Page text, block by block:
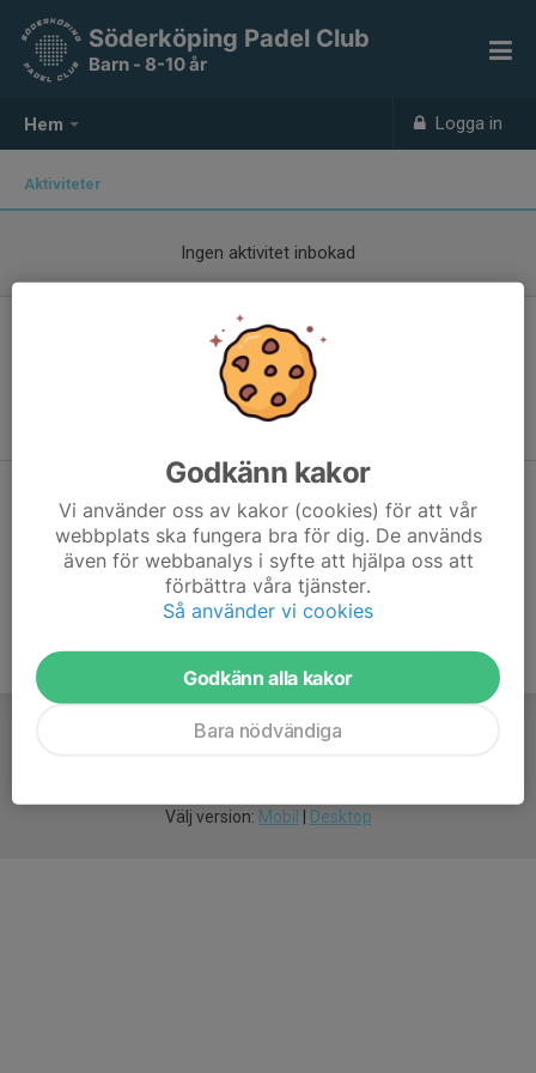
Hem Logga in
Söderköping Padel Club
Barn - 8-10 år
Aktiviteter
Ingen aktivitet inbokad
Välkommen till träningsgruppen för 8-
Här finns kalender, kallelser och information.
Välj version: Mobil Desktop
Godkänn kakor
Vi använder oss av kakor (cookies) för att vår
webbplats ska fungera bra för dig. De används
även för webbanalys i syfte att hjälpa oss att
förbättra våra tjänster.
Så använder vi cookies
Godkänn alla kakor
Bara nödvändiga